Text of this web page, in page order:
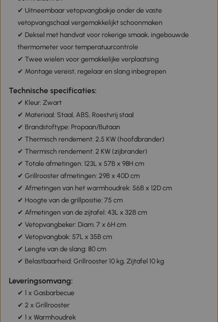
✔ Uitneembaar vetopvangbakje onder de vaste
vetopvangschaal vergemakkelijkt schoonmaken
✔ Deksel met handvat voor rokerige smaak, ingebouwde
thermometer voor temperatuurcontrole
✔ Twee wielen voor gemakkelijke verplaatsing
✔ Montage vereist, regelaar en slang inbegrepen
Technische specificaties:
✔ Kleur: Zwart
✔ Materiaal: Staal, ABS, Roestvrij staal
✔ Brandstoftype: Propaan/Butaan
✔ Thermisch rendement: 2,5 KW (hoofdbrander)
✔ Thermisch rendement: 2 KW (zijbrander)
✔ Totale afmetingen: 123L x 57B x 98H cm
✔ Grillrooster afmetingen: 29B x 40D cm
✔ Afmetingen van het warmhoudrek: 56B x 12D cm
✔ Hoogte van de grillpositie: 75 cm
✔ Afmetingen van de zijtafel: 43L x 32B cm
✔ Vetopvangbeker: Diam. 7 x 6H cm
✔ Vetopvangbak: 57L x 35B cm
✔ Lengte van de slang: 80 cm
✔ Belastbaarheid: Grillrooster 10 kg, Zijtafel 10 kg
Leveringsomvang:
✔ 1 x Gasbarbecue
✔ 2 x Grillrooster
✔ 1 x Warmhoudrek